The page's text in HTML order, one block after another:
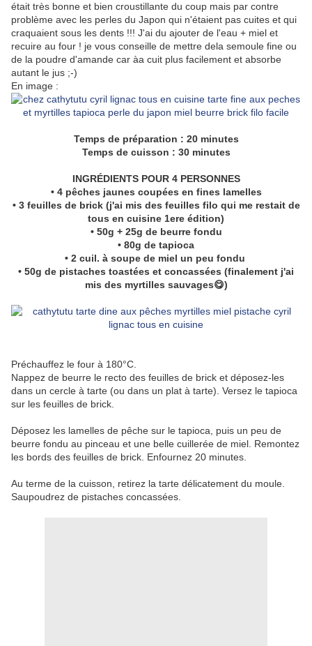
était très bonne et bien croustillante du coup mais par contre
problème avec les perles du Japon qui n'étaient pas cuites et qui
craquaient sous les dents !!! J'ai du ajouter de l'eau + miel et
recuire au four ! je vous conseille de mettre dela semoule fine ou
de la poudre d'amande car àa cuit plus facilement et absorbe
autant le jus ;-)
En image :
Temps de préparation : 20 minutes
Temps de cuisson : 30 minutes
INGRÉDIENTS POUR 4 PERSONNES
• 4 pêches jaunes coupées en fines lamelles
• 3 feuilles de brick (j'ai mis des feuilles filo qui me restait de
tous en cuisine 1ere édition)
• 50g + 25g de beurre fondu
• 80g de tapioca
• 2 cuil. à soupe de miel un peu fondu
• 50g de pistaches toastées et concassées (finalement j'ai
mis des myrtilles sauvages😋)
Préchauffez le four à 180°C.
Nappez de beurre le recto des feuilles de brick et déposez-les
dans un cercle à tarte (ou dans un plat à tarte). Versez le tapioca
sur les feuilles de brick.
Déposez les lamelles de pêche sur le tapioca, puis un peu de
beurre fondu au pinceau et une belle cuillerée de miel. Remontez
les bords des feuilles de brick. Enfournez 20 minutes.
Au terme de la cuisson, retirez la tarte délicatement du moule.
Saupoudrez de pistaches concassées.